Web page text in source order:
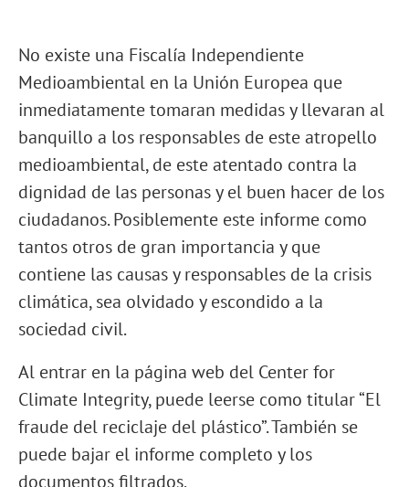
No existe una Fiscalía Independiente
Medioambiental en la Unión Europea que
inmediatamente tomaran medidas y llevaran al
banquillo a los responsables de este atropello
medioambiental, de este atentado contra la
dignidad de las personas y el buen hacer de los
ciudadanos. Posiblemente este informe como
tantos otros de gran importancia y que
contiene las causas y responsables de la crisis
climática, sea olvidado y escondido a la
sociedad civil.
Al entrar en la página web del Center for
Climate Integrity, puede leerse como titular “El
fraude del reciclaje del plástico”. También se
puede bajar el informe completo y los
documentos filtrados.